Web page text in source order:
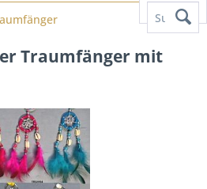
Suchen
Traumfänger mit